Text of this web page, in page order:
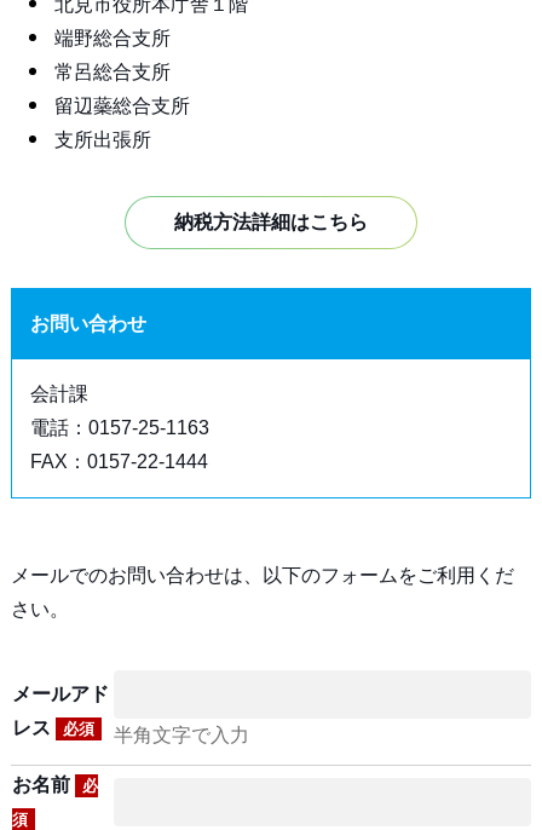
北見市役所本庁舎１階
端野総合支所
常呂総合支所
留辺蘂総合支所
支所出張所
納税方法詳細はこちら
お問い合わせ
会計課
電話：0157-25-1163
FAX：0157-22-1444
メールでのお問い合わせは、以下のフォームをご利用くだ
さい。
メールアド
レス
必須 半角文字で入力
お名前
必
須